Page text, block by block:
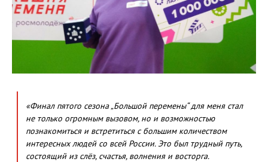
«Финал пятого сезона „Большой перемены“ для меня стал
не только огромным вызовом, но и возможностью
познакомиться и встретиться с большим количеством
интересных людей со всей России. Это был трудный путь,
состоящий из слёз, счастья, волнения и восторга.